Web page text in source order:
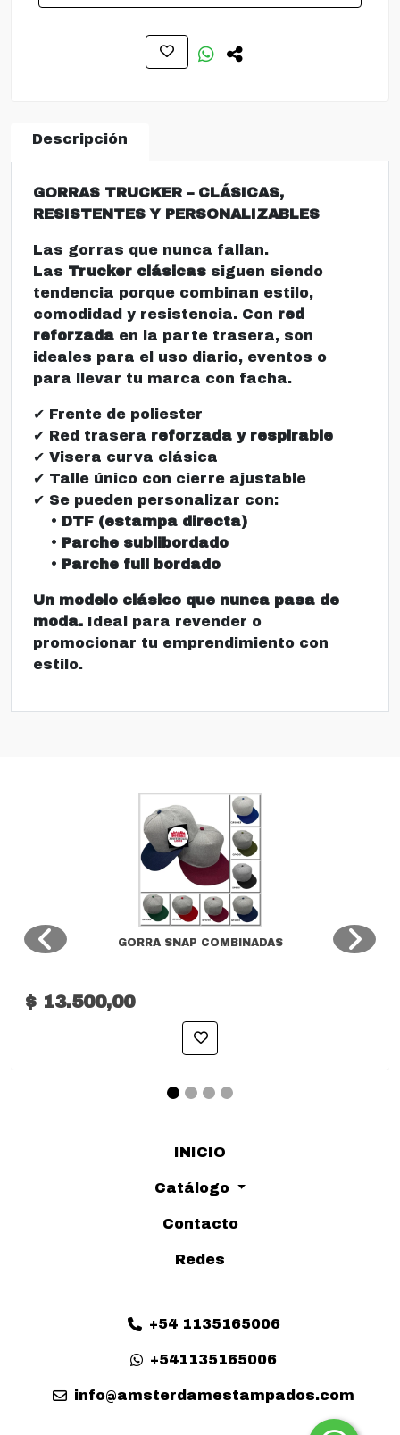
Descripción
GORRAS TRUCKER – CLÁSICAS,
RESISTENTES Y PERSONALIZABLES
Las gorras que nunca fallan.
Las Trucker clásicas siguen siendo
tendencia porque combinan estilo,
comodidad y resistencia. Con red
reforzada en la parte trasera, son
ideales para el uso diario, eventos o
para llevar tu marca con facha.
✔ Frente de poliester
✔ Red trasera reforzada y respirable
✔ Visera curva clásica
✔ Talle único con cierre ajustable
✔ Se pueden personalizar con:
• DTF (estampa directa)
• Parche sublibordado
• Parche full bordado
Un modelo clásico que nunca pasa de
moda. Ideal para revender o
promocionar tu emprendimiento con
estilo.
GORRA SNAP COMBINADAS
$ 13.500,00
INICIO
Catálogo
Contacto
Redes
+54 1135165006
+541135165006
info@amsterdamestampados.com